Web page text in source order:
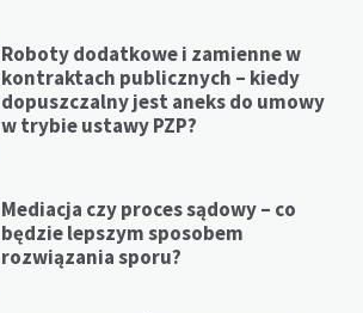
Roboty dodatkowe i zamienne w
kontraktach publicznych – kiedy
dopuszczalny jest aneks do umowy
w trybie ustawy PZP?
Mediacja czy proces sądowy – co
będzie lepszym sposobem
rozwiązania sporu?